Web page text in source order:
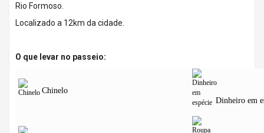
Rio Formoso.
Localizado a 12km da cidade.
O que levar no passeio:
Chinelo
Dinheiro em